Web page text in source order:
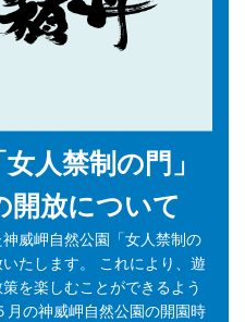
人禁制の門」
開放について
威岬自然公園「女人禁制の
たします。 これにより、遊
を楽しむことができるよう
月の神威岬自然公園の開園時